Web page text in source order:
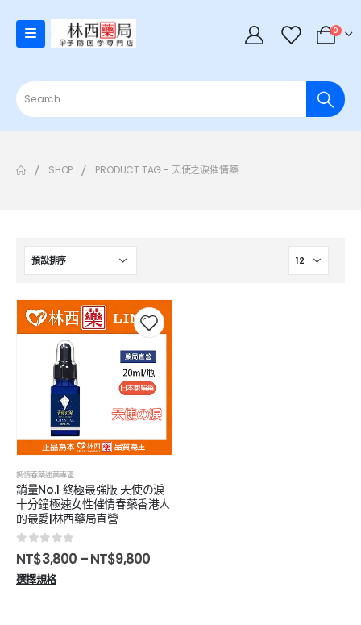
0
SHOP PRODUCT TAG - 天使之淚催情藥
調情春藥迷藥專區
銷量No.1 終極最強版 天使の淚
十分鐘極速女性催情春藥香港人
的最愛|林西藥局直營
0out of 5
NT$3,800 –NT$9,800
選擇規格